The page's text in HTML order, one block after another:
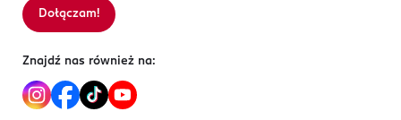
Dołączam!
Znajdź nas również na: